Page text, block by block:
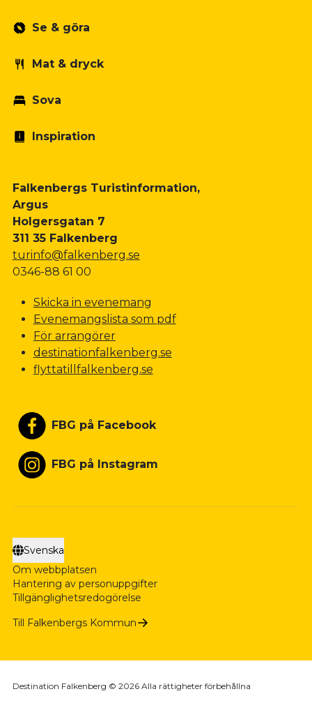
Se & göra
Mat & dryck
Sova
Inspiration
Falkenbergs Turistinformation,
Argus
Holgersgatan 7
311 35 Falkenberg
turinfo@falkenberg.se
0346-88 61 00
Skicka in evenemang
Evenemangslista som pdf
För arrangörer
destinationfalkenberg.se
flyttatillfalkenberg.se
FBG på Facebook
FBG på Instagram
Svenska
Om webbplatsen
Hantering av personuppgifter
Tillgänglighetsredogörelse
Till Falkenbergs Kommun
Destination Falkenberg © 2026 Alla rättigheter förbehållna